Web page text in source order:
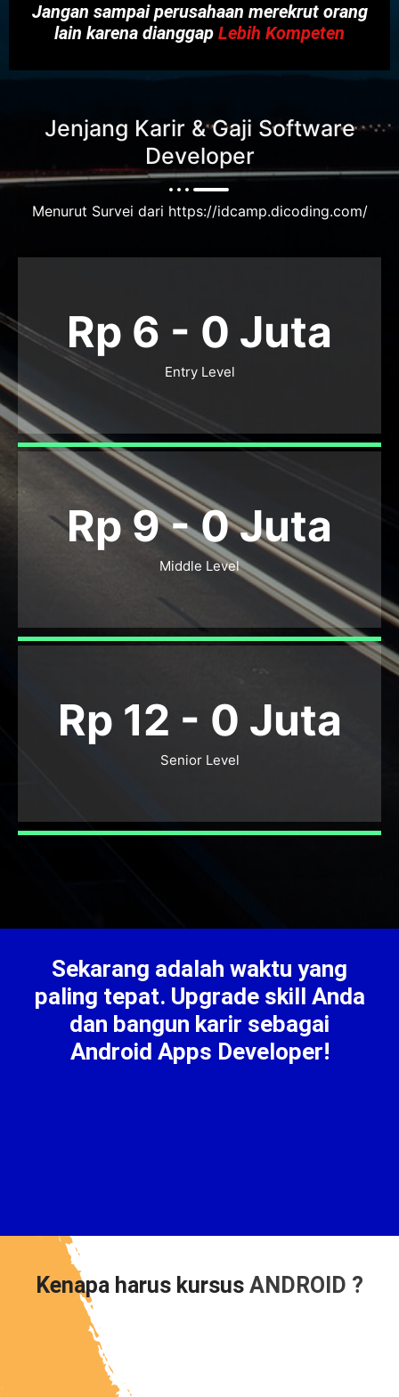
Jangan sampai perusahaan merekrut orang
lain karena dianggap Lebih Kompeten
Jenjang Karir & Gaji Software
Developer
Menurut Survei dari https://idcamp.dicoding.com/
Rp 6 - 0 Juta
Entry Level
Rp 9 -0Juta
Middle Level
Rp 12 - 0 Juta
Senior Level
Sekarang adalah waktu yang
paling tepat. Upgrade skill Anda
dan bangun karir sebagai
Android Apps Developer!
Kenapa harus kursus ANDROID ?